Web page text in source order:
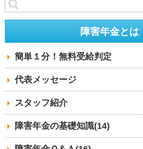
障害年金とは
簡単１分！無料受給判定
代表メッセージ
スタッフ紹介
障害年金の基礎知識(14)